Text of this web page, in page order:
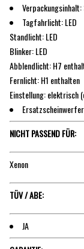
Verpackungsinhalt:
Tagfahrlicht: LED
Standlicht: LED
Blinker: LED
Abblendlicht: H7
Fernlicht: H1 enthalten
Einstellung: elektrisch
Ersatzscheinwerfer
NICHT PASSEND FÜR:
Xenon
TÜV / ABE:
JA